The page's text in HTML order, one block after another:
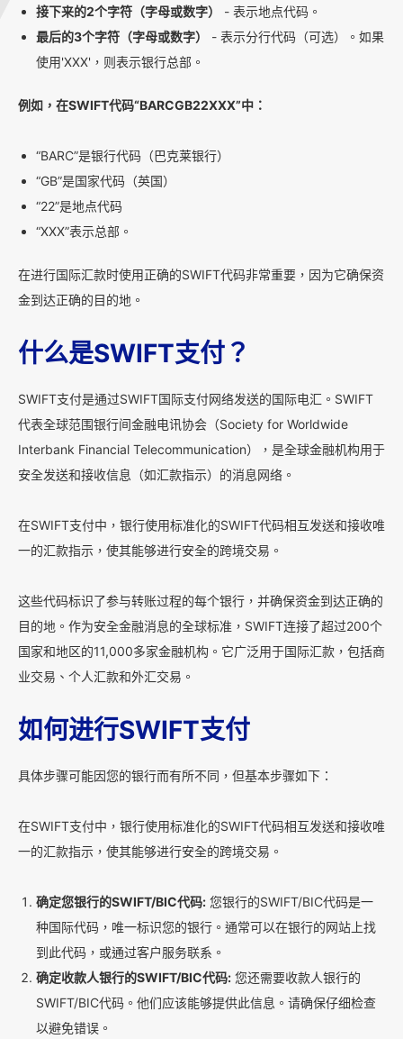
接下来的2个字符（字母或数字）
- 表示地点代码。
最后的3个字符（字母或数字）
- 表示分行代码（可选）。如果
使用'XXX'，则表示银行总部。
例如，在SWIFT代码“BARCGB22XXX”中：
“BARC”是银行代码（巴克莱银行）
“GB”是国家代码（英国）
“22”是地点代码
“XXX”表示总部。
在进行国际汇款时使用正确的SWIFT代码非常重要，因为它确保资
金到达正确的目的地。
什么是SWIFT支付？
SWIFT支付是通过SWIFT国际支付网络发送的国际电汇。SWIFT
代表全球范围银行间金融电讯协会（Society for Worldwide
Interbank Financial Telecommunication），是全球金融机构用于
安全发送和接收信息（如汇款指示）的消息网络。
在SWIFT支付中，银行使用标准化的SWIFT代码相互发送和接收唯
一的汇款指示，使其能够进行安全的跨境交易。
这些代码标识了参与转账过程的每个银行，并确保资金到达正确的
目的地。作为安全金融消息的全球标准，SWIFT连接了超过200个
国家和地区的11,000多家金融机构。它广泛用于国际汇款，包括商
业交易、个人汇款和外汇交易。
如何进行SWIFT支付
具体步骤可能因您的银行而有所不同，但基本步骤如下：
在SWIFT支付中，银行使用标准化的SWIFT代码相互发送和接收唯
一的汇款指示，使其能够进行安全的跨境交易。
确定您银行的SWIFT/BIC代码: 您银行的SWIFT/BIC代码是一
种国际代码，唯一标识您的银行。通常可以在银行的网站上找
到此代码，或通过客户服务联系。
确定收款人银行的SWIFT/BIC代码: 您还需要收款人银行的
SWIFT/BIC代码。他们应该能够提供此信息。请确保仔细检查
以避免错误。